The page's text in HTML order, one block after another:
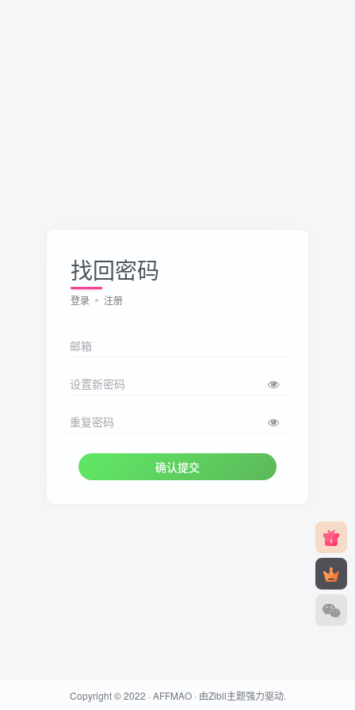
找回密码
登录 注册
邮箱
设置新密码
重复密码
确认提交
Copyright © 2022 · AFFMAO· 由Zibll主题强力驱动.